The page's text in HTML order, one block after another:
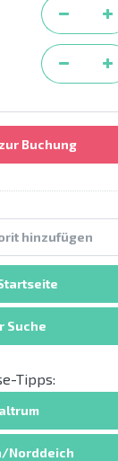
Buchung
hinzufügen
Suche
Tipps:
Norddeich